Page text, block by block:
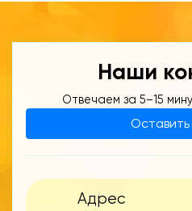
Наши
Отвечаем за 5–15
Оставить
Адрес